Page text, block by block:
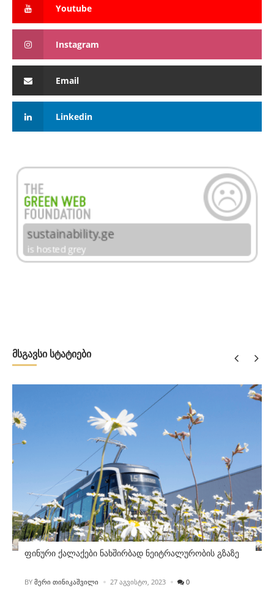
Youtube
Instagram
Email
Linkedin
მსგავსი სტატიები
ფინური ქალაქები ნახშირბად ნეიტრალურობის გზაზე
POSTED
BY ᲛᲔᲠᲘ ᲗᲘᲜᲘᲙᲐᲨᲕᲘᲚᲘ 27 ᲐᲒᲕᲘᲡᲢᲝ, 2023 0